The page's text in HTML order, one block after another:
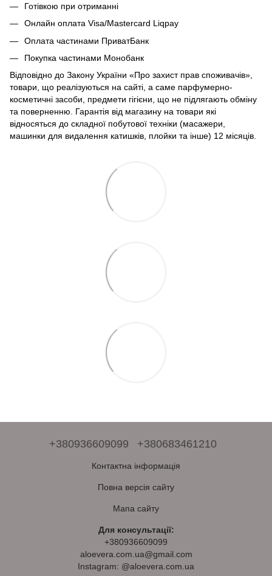
Готівкою при отриманні
Онлайн оплата Visa/Mastercard Liqpay
Оплата частинами ПриватБанк
Покупка частинами Монобанк
Відповідно до Закону України «Про захист прав споживачів»,
товари, що реалізуються на сайті, а саме парфумерно-
косметичні засоби, предмети гігієни, що не підлягають обміну
та поверненню. Гарантія від магазину на товари які
відносяться до складної побутової техніки (масажери,
машинки для видалення катишків, плойки та інше) 12 місяців.
+380936609099 +380683461210
Контактна інформація
Повна версія сайту
Мапа сайту
Для консультації:
+380936609099
aloevera.com.ua@gmail.com
Instagram: @aloevera.com.ua